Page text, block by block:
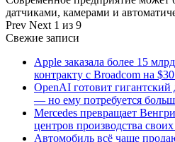
датчиками, камерами и
Prev Next 1 из 9
Свежие записи
Apple заказала более 15
контракту с Broadcom на
OpenAI готовит гигантский
— но ему потребуется
Mercedes превращает
центров производства
Автомобиль всё чаще